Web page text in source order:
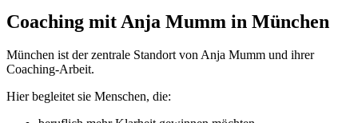
Coaching mit Anja Mumm in München
München ist der zentrale Standort von Anja Mumm und ihrer
Coaching-Arbeit.
Hier begleitet sie Menschen, die: